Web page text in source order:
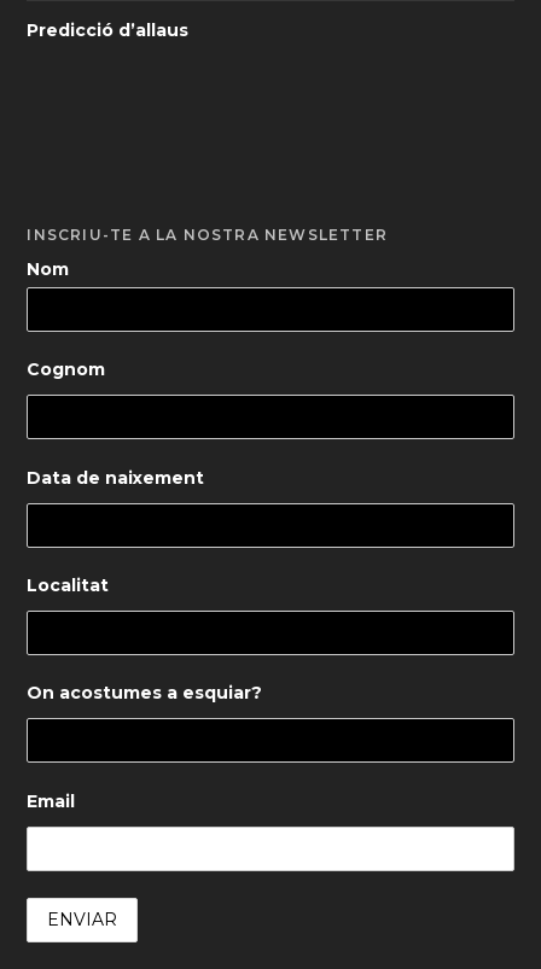
Predicció d’allaus
INSCRIU-TE A LA NOSTRA NEWSLETTER
Nom
Cognom
Data de naixement
Localitat
On acostumes a esquiar?
Email